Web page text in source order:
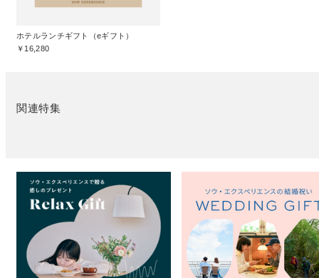
ホテルランチギフト（eギフト）
￥16,280
関連特集